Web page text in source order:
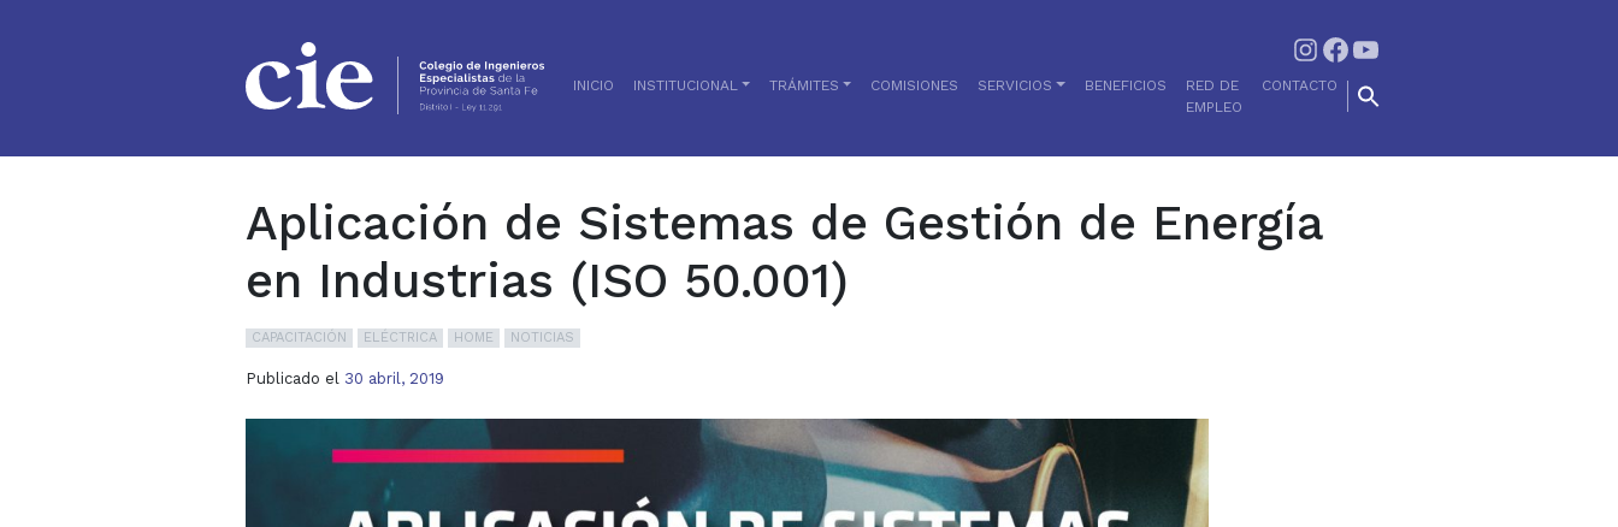
Instagram
Facebook
YouTube
INICIO INSTITUCIONAL TRÁMITES COMISIONES SERVICIOS BENEFICIOS
RED DE
EMPLEO
CONTACTO
Aplicación de Sistemas de Gestión de Energía
en Industrias (ISO 50.001)
CAPACITACIÓN ELÉCTRICA HOME NOTICIAS
Publicado el 30 abril, 2019